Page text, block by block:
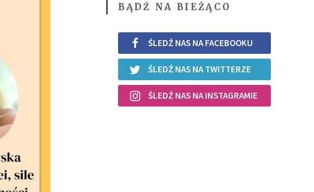
BĄDŹ NA BIEŻĄCO
ŚLEDŹ NAS NA FACEBOOKU
ŚLEDŹ NAS NA TWITTERZE
ŚLEDŹ NAS NA INSTAGRAMIE